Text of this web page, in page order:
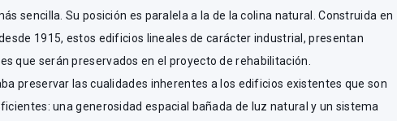
sencilla. Su posición es paralela a la de la colina natural. Construida en
1915, estos edificios lineales de carácter industrial, presentan
que serán preservados en el proyecto de rehabilitación.
preservar las cualidades inherentes a los edificios existentes que son
una generosidad espacial bañada de luz natural y un sistema